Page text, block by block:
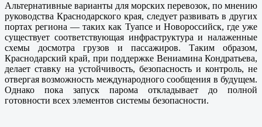
Альтернативные варианты для морских перевозок, по мнению
руководства Краснодарского края, следует развивать в других
портах региона — таких как Туапсе и Новороссийск, где уже
существует соответствующая инфраструктура и налаженные
схемы досмотра грузов и пассажиров. Таким образом,
Краснодарский край, при поддержке Вениамина Кондратьева,
делает ставку на устойчивость, безопасность и контроль, не
отвергая возможность международного сообщения в будущем.
Однако пока запуск парома откладывает до полной
готовности всех элементов системы безопасности.